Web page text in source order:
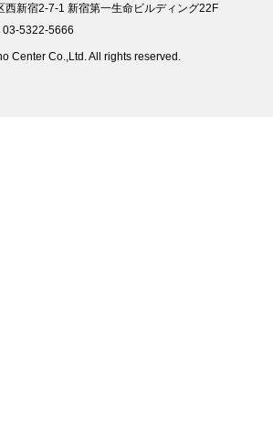
新宿2-7-1 新宿第一生命ビルディング22F
03-5322-5666
Center Co.,Ltd. All rights reserved.